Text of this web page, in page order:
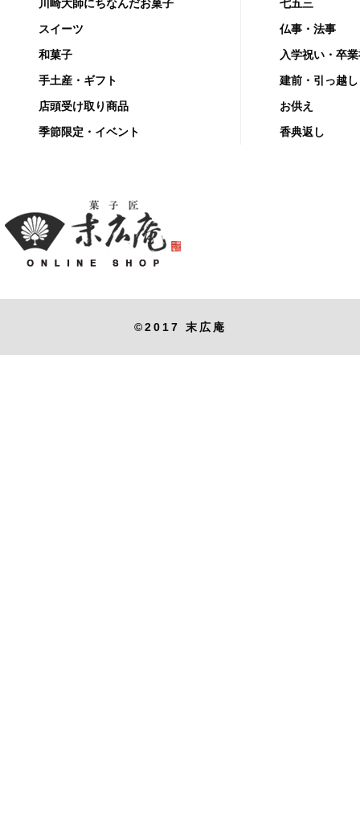
川崎大師にちなんだお菓子
スイーツ
和菓子
手土産・ギフト
店頭受け取り商品
季節限定・イベント
七五三
仏事・法事
入学祝い・卒
建前・引っ越し
お供え
香典返し
©2017 末広庵